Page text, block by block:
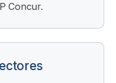
Concur.